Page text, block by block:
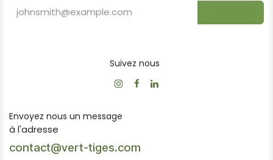
Suivez nous
Envoyez nous un message
à l'adresse
contact@vert-tiges.com